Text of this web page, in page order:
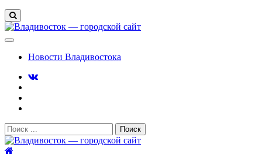
Новости Владивостока
Поиск: